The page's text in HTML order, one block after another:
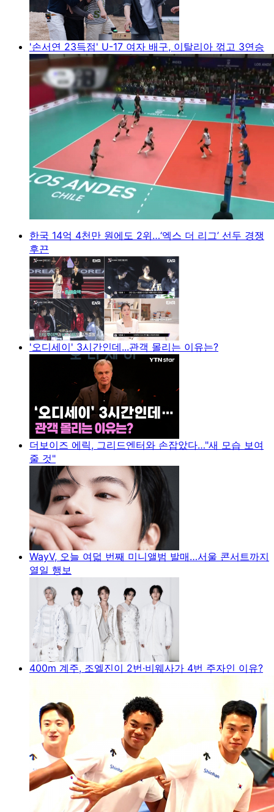
'손서연 23득점' U-17 여자 배구, 이탈리아 꺾고 3연승
한국 14억 4천만 원에도 2위…‘엑스 더 리그’ 선두 경쟁
후끈
'오디세이' 3시간인데...관객 몰리는 이유는?
더보이즈 에릭, 그리드엔터와 손잡았다…"새 모습 보여
줄 것"
WayV, 오늘 여덟 번째 미니앨범 발매…서울 콘서트까지
열일 행보
400m 계주, 조엘진이 2번·비웨사가 4번 주자인 이유?